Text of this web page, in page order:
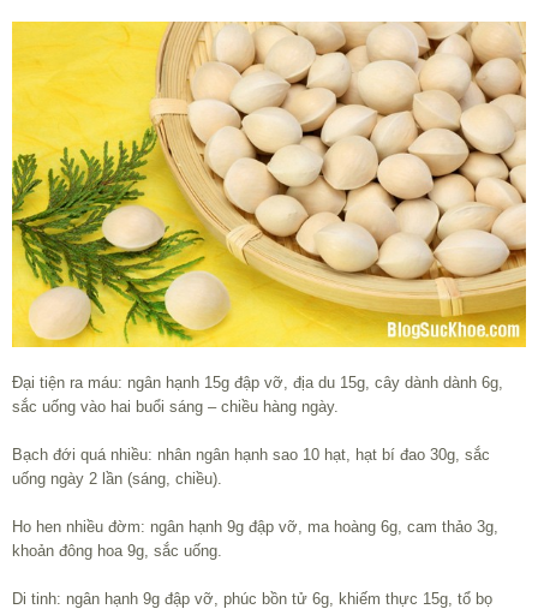
Đại tiện ra máu: ngân hạnh 15g đập vỡ, địa du 15g, cây dành dành 6g,
sắc uống vào hai buổi sáng – chiều hàng ngày.
Bạch đới quá nhiều: nhân ngân hạnh sao 10 hạt, hạt bí đao 30g, sắc
uống ngày 2 lần (sáng, chiều).
Ho hen nhiều đờm: ngân hạnh 9g đập vỡ, ma hoàng 6g, cam thảo 3g,
khoản đông hoa 9g, sắc uống.
Di tinh: ngân hạnh 9g đập vỡ, phúc bồn tử 6g, khiếm thực 15g, tổ bọ